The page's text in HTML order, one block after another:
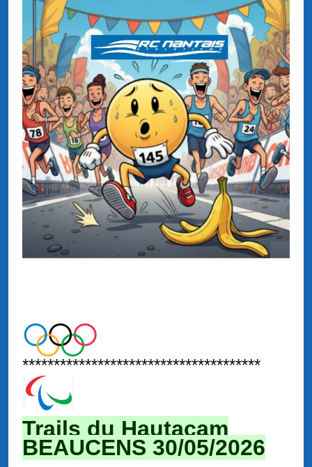
**************************************
Trails du Hautacam
BEAUCENS 30/05/2026